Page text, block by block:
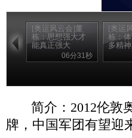
[奥运风云会]董
栋：思想强大才
能真正强大
06分31秒
[奥运
栋：
多精
简介：2012伦敦
牌，中国军团有望迎